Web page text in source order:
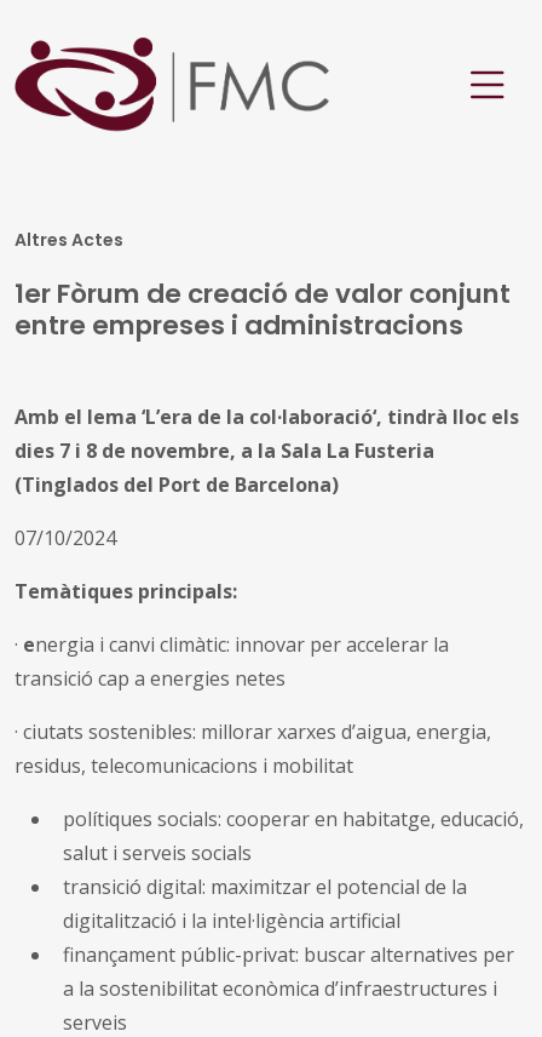
Altres Actes
1er Fòrum de creació de valor conjunt
entre empreses i administracions
Amb el lema ‘L’era de la col·laboració‘, tindrà lloc els
dies 7 i 8 de novembre, a la Sala La Fusteria
(Tinglados del Port de Barcelona)
07/10/2024
Temàtiques principals:
· energia i canvi climàtic: innovar per accelerar la
transició cap a energies netes
· ciutats sostenibles: millorar xarxes d’aigua, energia,
residus, telecomunicacions i mobilitat
polítiques socials: cooperar en habitatge, educació,
salut i serveis socials
transició digital: maximitzar el potencial de la
digitalització i la intel·ligència artificial
finançament públic-privat: buscar alternatives per
a la sostenibilitat econòmica d’infraestructures i
serveis